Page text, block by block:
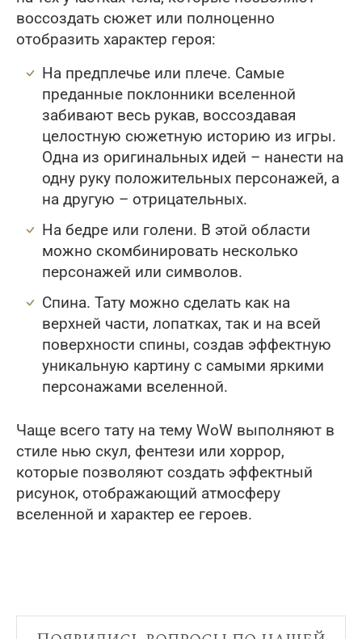
воссоздать сюжет или полноценно
отобразить характер героя:
На предплечье или плече. Самые
преданные поклонники вселенной
забивают весь рукав, воссоздавая
целостную сюжетную историю из игры.
Одна из оригинальных идей – нанести на
одну руку положительных персонажей, а
на другую – отрицательных.
На бедре или голени. В этой области
можно скомбинировать несколько
персонажей или символов.
Спина. Тату можно сделать как на
верхней части, лопатках, так и на всей
поверхности спины, создав эффектную
уникальную картину с самыми яркими
персонажами вселенной.
Чаще всего тату на тему WoW выполняют в
стиле нью скул, фентези или хоррор,
которые позволяют создать эффектный
рисунок, отображающий атмосферу
вселенной и характер ее героев.